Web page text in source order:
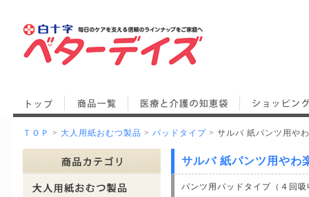
ＴＯＰ > 大人用紙おむつ製品 > パッドタイプ> サルバ 紙パンツ用や
サルバ 紙パンツ用やわ
パンツ用パッドタイプ（４回吸